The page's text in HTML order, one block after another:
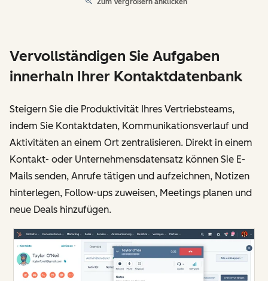
Vervollständigen Sie Aufgaben
innerhaln Ihrer Kontaktdatenbank
Steigern Sie die Produktivität Ihres Vertriebsteams,
indem Sie Kontaktdaten, Kommunikationsverlauf und
Aktivitäten an einem Ort zentralisieren. Direkt in einem
Kontakt- oder Unternehmensdatensatz können Sie E-
Mails senden, Anrufe tätigen und aufzeichnen, Notizen
hinterlegen, Follow-ups zuweisen, Meetings planen und
neue Deals hinzufügen.